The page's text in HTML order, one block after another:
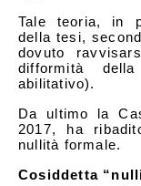
Tale teoria, in
della tesi,
dovuto
difformità
abilitativo).
Da ultimo la
2017, ha
nullità formale.
Cosiddetta